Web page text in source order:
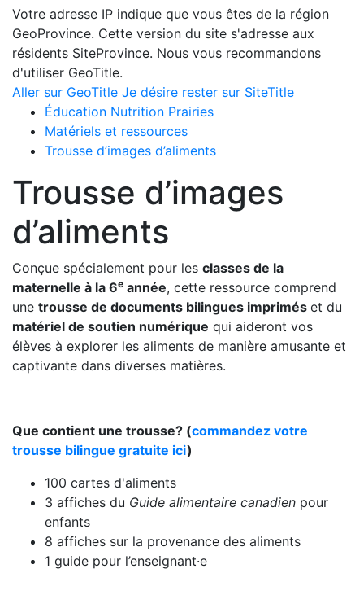
Votre adresse IP indique que vous êtes de la région
GeoProvince. Cette version du site s'adresse aux
résidents SiteProvince. Nous vous recommandons
d'utiliser GeoTitle.
Aller sur GeoTitle Je désire rester sur SiteTitle
Éducation Nutrition Prairies
Matériels et ressources
Trousse d’images d’aliments
Trousse d’images
d’aliments
Conçue spécialement pour les classes de la
maternelle à la 6e année, cette ressource comprend
une trousse de documents bilingues imprimés et du
matériel de soutien numérique qui aideront vos
élèves à explorer les aliments de manière amusante et
captivante dans diverses matières.
Que contient une trousse? (commandez votre
trousse bilingue gratuite ici)
100 cartes d'aliments
3 affiches du Guide alimentaire canadien pour
enfants
8 affiches sur la provenance des aliments
1 guide pour l’enseignant·e